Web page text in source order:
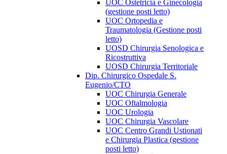
UOC Ostetricia e Ginecologia
(gestione posti letto)
UOC Ortopedia e
Traumatologia (Gestione posti
letto)
UOSD Chirurgia Senologica e
Ricostruttiva
UOSD Chirurgia Territoriale
Dip. Chirurgico Ospedale S.
Eugenio/CTO
UOC Chirurgia Generale
UOC Oftalmologia
UOC Urologia
UOC Chirurgia Vascolare
UOC Centro Grandi Ustionati
e Chirurgia Plastica (gestione
posti letto)